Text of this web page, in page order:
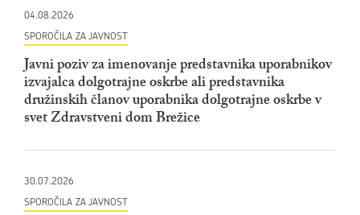
04.08.2026
SPOROČILA ZA JAVNOST
Javni poziv za imenovanje predstavnika uporabnikov
izvajalca dolgotrajne oskrbe ali predstavnika
družinskih članov uporabnika dolgotrajne oskrbe v
svet Zdravstveni dom Brežice
30.07.2026
SPOROČILA ZA JAVNOST